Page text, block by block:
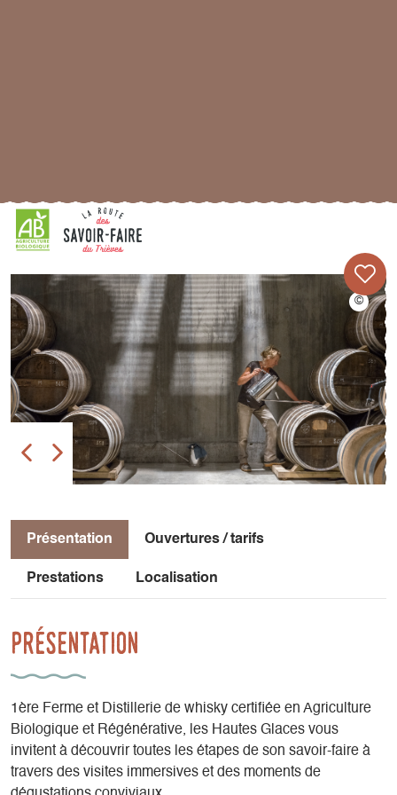
Présentation Ouvertures / tarifs
Prestations Localisation
Présentation
1ère Ferme et Distillerie de whisky certifiée en Agriculture
Biologique et Régénérative, les Hautes Glaces vous
invitent à découvrir toutes les étapes de son savoir-faire à
travers des visites immersives et des moments de